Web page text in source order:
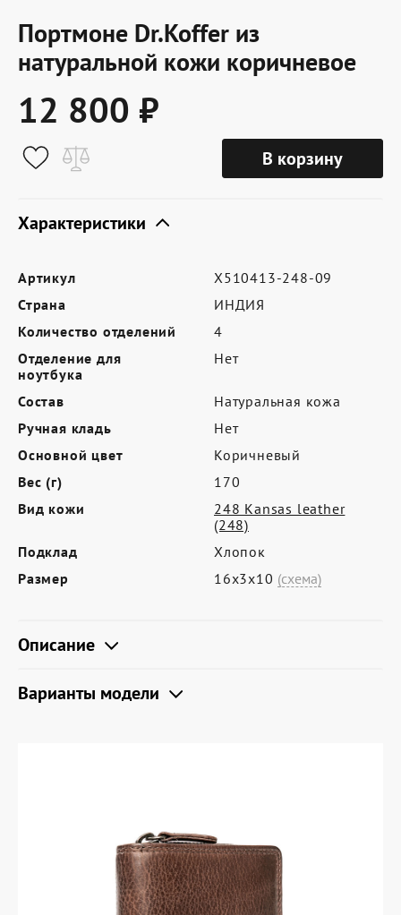
Акции
О компании
Условия доставки
Сертификат Dr.Koffer
Где купить
Партнерам
Контакты
Программа лояльности
Политика обработки персональных
данных
Портмоне Dr.Koffer из
натуральной кожи коричневое
12 800 ₽
В корзину
Характеристики
Артикул
X510413-248-09
Страна
ИНДИЯ
Количество отделений
4
Отделение для
ноутбука
Нет
Состав
Натуральная кожа
Ручная кладь
Нет
Основной цвет
Коричневый
Вес (г)
170
Вид кожи
248 Kansas leather
(248)
Подклад
Хлопок
Размер
16х3х10 (схема)
Описание
Варианты модели